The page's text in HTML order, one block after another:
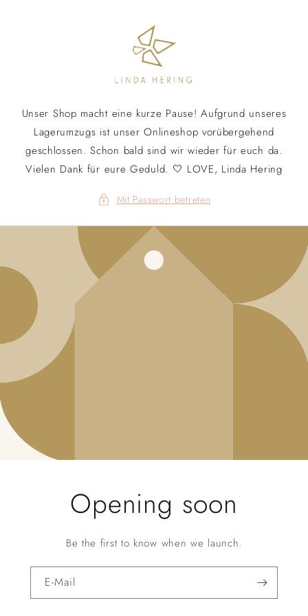
Unser Shop macht eine kurze Pause! Aufgrund unseres
Lagerumzugs ist unser Onlineshop vorübergehend
geschlossen. Schon bald sind wir wieder für euch da.
Vielen Dank für eure Geduld. 🤍 LOVE, Linda Hering
Mit Passwort betreten
Opening soon
Be the first to know when we launch.
E-Mail